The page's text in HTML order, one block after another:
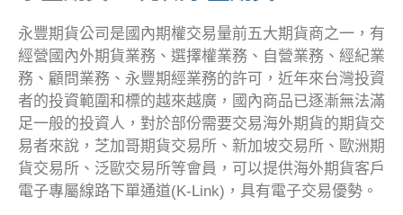
永豐期貨公司是國內期權交易量前五大期貨商之一，有
經營國內外期貨業務、選擇權業務、自營業務、經紀業
務、顧問業務、永豐期經業務的許可，近年來台灣投資
者的投資範圍和標的越來越廣，國內商品已逐漸無法滿
足一般的投資人，對於部份需要交易海外期貨的期貨交
易者來說，芝加哥期貨交易所、新加坡交易所、歐洲期
貨交易所、泛歐交易所等會員，可以提供海外期貨客戶
電子專屬線路下單通道(K-Link)，具有電子交易優勢。